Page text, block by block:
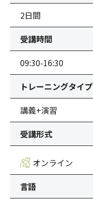
2日間
受講時間
09:30-16:30
トレーニングタイプ
講義+演習
受講形式
オンライン
言語